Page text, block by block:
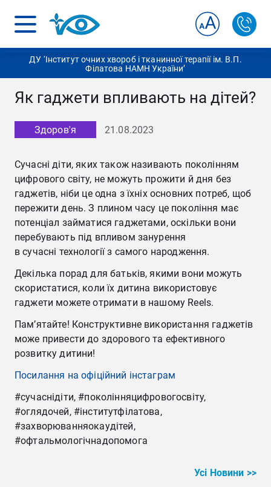
ДУ ‘Інститут очних хвороб і тканинної терапії ім. В.П.
Філатова НАМН України’
Як гаджети впливають на дітей?
Здоров'я 21.08.2023
Сучасні діти, яких також називають поколінням
цифрового світу, не можуть прожити й дня без
гаджетів, ніби це одна з їхніх основних потреб, щоб
пережити день. З плином часу це покоління має
потенціал займатися гаджетами, оскільки вони
перебувають під впливом занурення
в сучасні технології з самого народження.
Декілька порад для батьків, якими вони можуть
скористатися, коли їх дитина використовує
гаджети можете отримати в нашому Reels.
Пам’ятайте! Конструктивне використання гаджетів
може привести до здорового та ефективного
розвитку дитини!
Посилання на офіційний інстаграм
#сучаснідіти, #поколінняцифровогосвіту,
#оглядочей, #інститутфілатова,
#захворюванняокаудітей,
#офтальмологічнадопомога
Усі Новини >>